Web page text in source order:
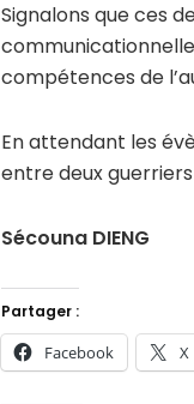
Signalons que ces
compétences de
En attendant les
entre deux
Sécouna DIENG
Partager :
Facebook X